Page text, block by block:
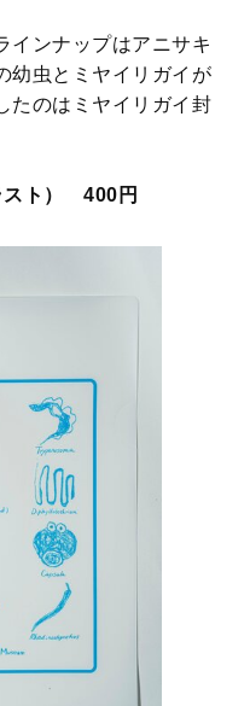
インナップはアニサキ
幼虫とミヤイリガイが
たのはミヤイリガイ封
スト） 400円